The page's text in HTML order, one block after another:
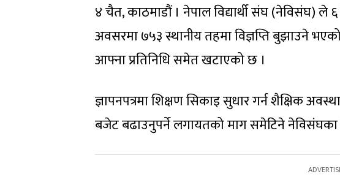
४ चैत, काठमाडौं । नेपाल विद्यार्थी संघ (नेविसंघ)
अवसरमा ७५३ स्थानीय तहमा विज्ञप्ति बुझाउने
आफ्ना प्रतिनिधि समेत खटाएको छ ।
ज्ञापनपत्रमा शिक्षण सिकाइ सुधार गर्न शैक्षिक
बजेट बढाउनुपर्ने लगायतको माग समेटिने नेविसंघका